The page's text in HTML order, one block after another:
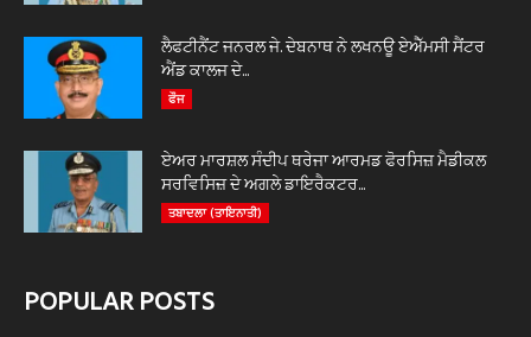
ਲੈਫਟੀਨੈਂਟ ਜਨਰਲ ਜੇ. ਦੇਬਨਾਥ ਨੇ ਲਖਨਊ ਏਐੱਮਸੀ ਸੈਂਟਰ
ਐਂਡ ਕਾਲਜ ਦੇ...
ਫੌਜ
ਏਅਰ ਮਾਰਸ਼ਲ ਸੰਦੀਪ ਥਰੇਜਾ ਆਰਮਡ ਫੋਰਸਿਜ਼ ਮੈਡੀਕਲ
ਸਰਵਿਸਿਜ਼ ਦੇ ਅਗਲੇ ਡਾਇਰੈਕਟਰ...
ਤਬਾਦਲਾ (ਤਾਇਨਾਤੀ)
POPULAR POSTS